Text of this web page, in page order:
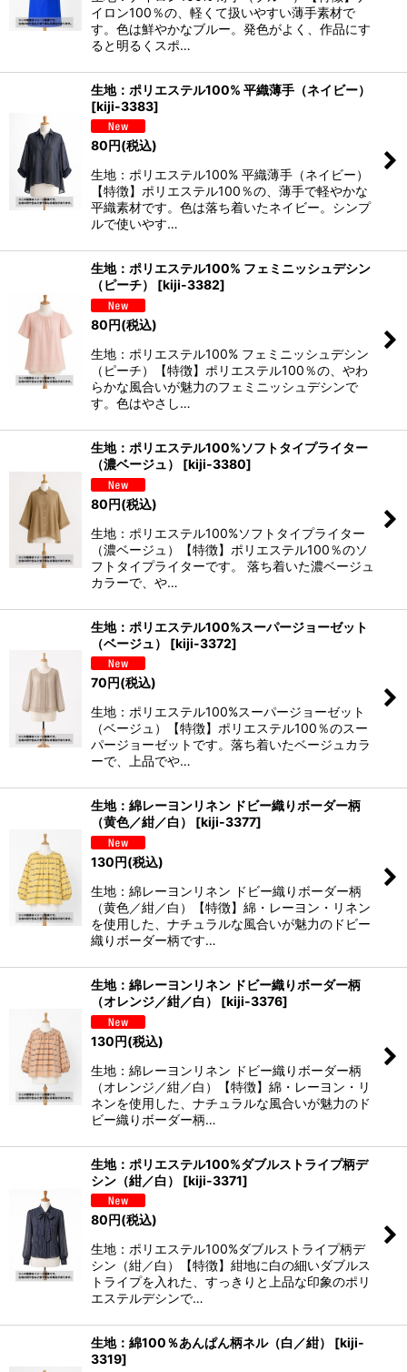
イロン100％の、軽くて扱いやすい薄手素材で
す。色は鮮やかなブルー。発色がよく、作品にす
ると明るくスポ…
生地：ポリエステル100% 平織薄手（ネイビー）
[kiji-3383]
80円(税込)
生地：ポリエステル100% 平織薄手（ネイビー）
【特徴】ポリエステル100％の、薄手で軽やかな
平織素材です。色は落ち着いたネイビー。シンプ
ルで使いやす…
生地：ポリエステル100% フェミニッシュデシン
（ピーチ）
[kiji-3382]
80円(税込)
生地：ポリエステル100% フェミニッシュデシン
（ピーチ）【特徴】ポリエステル100％の、やわ
らかな風合いが魅力のフェミニッシュデシンで
す。色はやさし…
生地：ポリエステル100%ソフトタイプライター
（濃ベージュ）
[kiji-3380]
80円(税込)
生地：ポリエステル100%ソフトタイプライター
（濃ベージュ）【特徴】ポリエステル100％のソ
フトタイプライターです。 落ち着いた濃ベージュ
カラーで、や…
生地：ポリエステル100%スーパージョーゼット
（ベージュ）
[kiji-3372]
70円(税込)
生地：ポリエステル100%スーパージョーゼット
（ベージュ）【特徴】ポリエステル100％のスー
パージョーゼットです。落ち着いたベージュカラ
ーで、上品でや…
生地：綿レーヨンリネン ドビー織りボーダー柄
（黄色／紺／白）
[kiji-3377]
130円(税込)
生地：綿レーヨンリネン ドビー織りボーダー柄
（黄色／紺／白）【特徴】綿・レーヨン・リネン
を使用した、ナチュラルな風合いが魅力のドビー
織りボーダー柄です…
生地：綿レーヨンリネン ドビー織りボーダー柄
（オレンジ／紺／白）
[kiji-3376]
130円(税込)
生地：綿レーヨンリネン ドビー織りボーダー柄
（オレンジ／紺／白）【特徴】綿・レーヨン・リ
ネンを使用した、ナチュラルな風合いが魅力のド
ビー織りボーダー柄…
生地：ポリエステル100%ダブルストライプ柄デ
シン（紺／白）
[kiji-3371]
80円(税込)
生地：ポリエステル100%ダブルストライプ柄デ
シン（紺／白）【特徴】紺地に白の細いダブルス
トライプを入れた、すっきりと上品な印象のポリ
エステルデシンで…
生地：綿100％あんぱん柄ネル（白／紺） [kiji-
3319]